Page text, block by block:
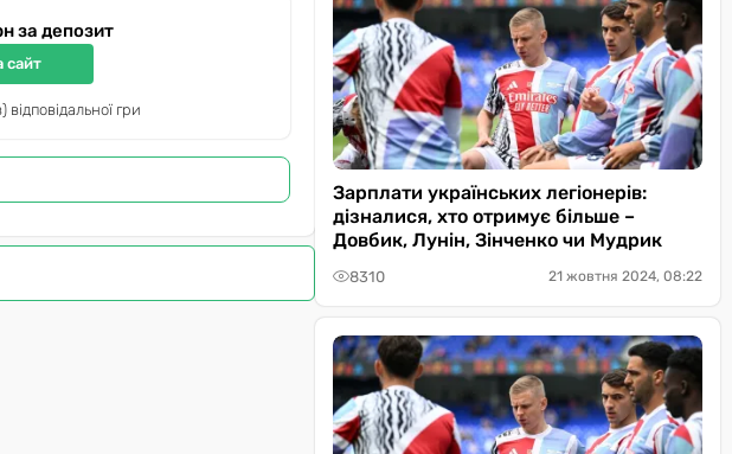
за депозит
сайт
гри
Зарплати українських легіонерів:
дізналися, хто отримує більше –
Довбик, Лунін, Зінченко чи Мудрик
8310 21 жовтня 2024, 08:22